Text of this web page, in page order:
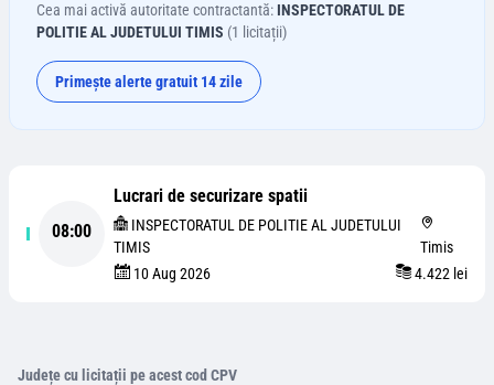
Cea mai activă autoritate contractantă: INSPECTORATUL DE
POLITIE AL JUDETULUI TIMIS (1 licitații)
Primește alerte gratuit 14 zile
08:00
Lucrari de securizare spatii
INSPECTORATUL DE POLITIE AL JUDETULUI
TIMIS
Timis
10 Aug 2026
4.422 lei
Județe cu licitații pe acest cod CPV